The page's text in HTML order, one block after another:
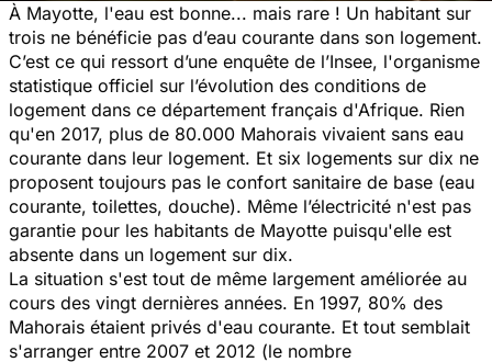
À Mayotte, l'eau est bonne... mais rare ! Un habitant sur
trois ne bénéficie pas d’eau courante dans son logement.
C’est ce qui ressort d’une enquête de l’Insee, l'organisme
statistique officiel sur l’évolution des conditions de
logement dans ce département français d'Afrique. Rien
qu'en 2017, plus de 80.000 Mahorais vivaient sans eau
courante dans leur logement. Et six logements sur dix ne
proposent toujours pas le confort sanitaire de base (eau
courante, toilettes, douche). Même l’électricité n'est pas
garantie pour les habitants de Mayotte puisqu'elle est
absente dans un logement sur dix.
La situation s'est tout de même largement améliorée au
cours des vingt dernières années. En 1997, 80% des
Mahorais étaient privés d'eau courante. Et tout semblait
s'arranger entre 2007 et 2012 (le nombre